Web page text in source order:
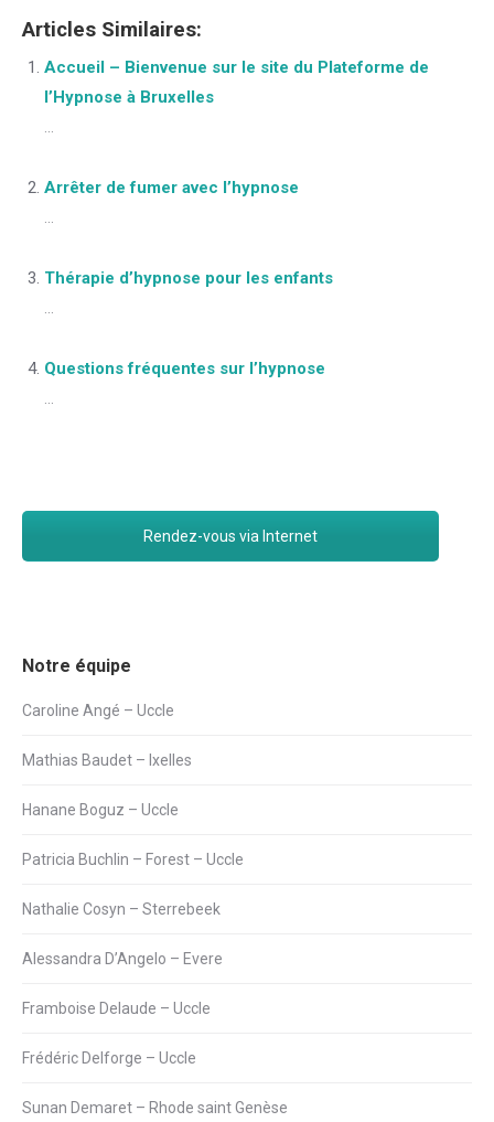
Articles Similaires:
Accueil – Bienvenue sur le site du Plateforme de
l’Hypnose à Bruxelles
...
Arrêter de fumer avec l’hypnose
...
Thérapie d’hypnose pour les enfants
...
Questions fréquentes sur l’hypnose
...
Rendez-vous via Internet
Notre équipe
Caroline Angé – Uccle
Mathias Baudet – Ixelles
Hanane Boguz – Uccle
Patricia Buchlin – Forest – Uccle
Nathalie Cosyn – Sterrebeek
Alessandra D’Angelo – Evere
Framboise Delaude – Uccle
Frédéric Delforge – Uccle
Sunan Demaret – Rhode saint Genèse